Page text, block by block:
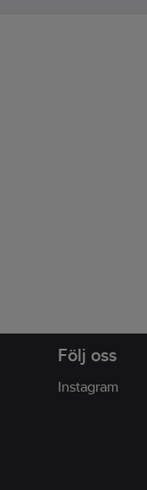
Följ oss
Instagram